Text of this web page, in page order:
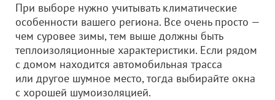
При выборе нужно учитывать климатические
особенности вашего региона. Все очень просто —
чем суровее зимы, тем выше должны быть
теплоизоляционные характеристики. Если рядом
с домом находится автомобильная трасса
или другое шумное место, тогда выбирайте окна
с хорошей шумоизоляцией.